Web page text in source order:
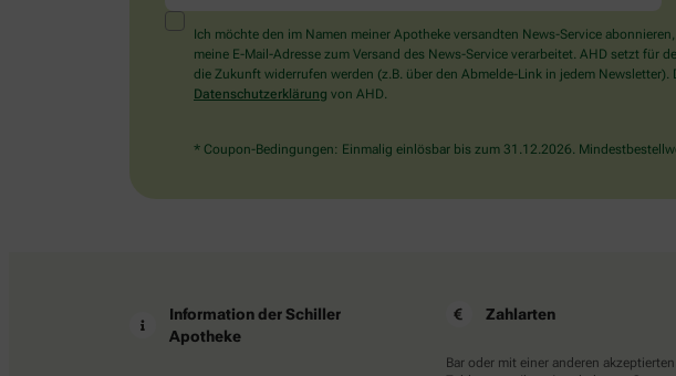
Mensch?
Dann
wählen
Herz.
Ich möchte den im Namen meiner Apotheke versandten News-Service
meine E-Mail-Adresse zum Versand des News-Service verarbeitet. AHD setzt
die Zukunft widerrufen werden (z.B. über den Abmelde-Link in jedem
Datenschutzerklärung von AHD.
* Coupon-Bedingungen: Einmalig einlösbar bis zum 31.12.2026.
Information der Schiller
Apotheke
Zahlarten
Bar oder mit einer anderen akzeptierten